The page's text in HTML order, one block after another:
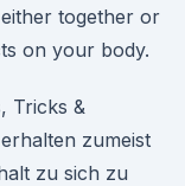
together or
on your body.
Tricks &
zumeist
zu sich zu